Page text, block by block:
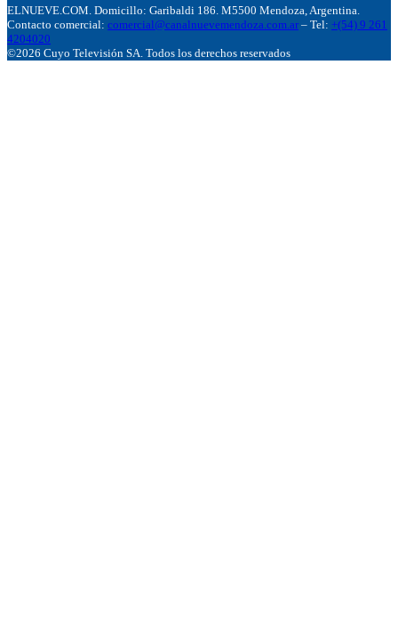
ELNUEVE.COM. Domicillo: Garibaldi 186. M5500 Mendoza, Argentina.
Contacto comercial: comercial@canalnuevemendoza.com.ar – Tel: +(54) 9 261
4204020
©2026 Cuyo Televisión SA. Todos los derechos reservados